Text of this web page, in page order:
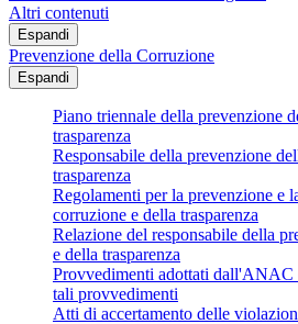
Altri contenuti
Espandi
Prevenzione della Corruzione
Espandi
Piano triennale della prevenzione
trasparenza
Responsabile della prevenzione
trasparenza
Regolamenti per la prevenzione e
corruzione e della trasparenza
Relazione del responsabile della
e della trasparenza
Provvedimenti adottati dall'ANAC
tali provvedimenti
Atti di accertamento delle